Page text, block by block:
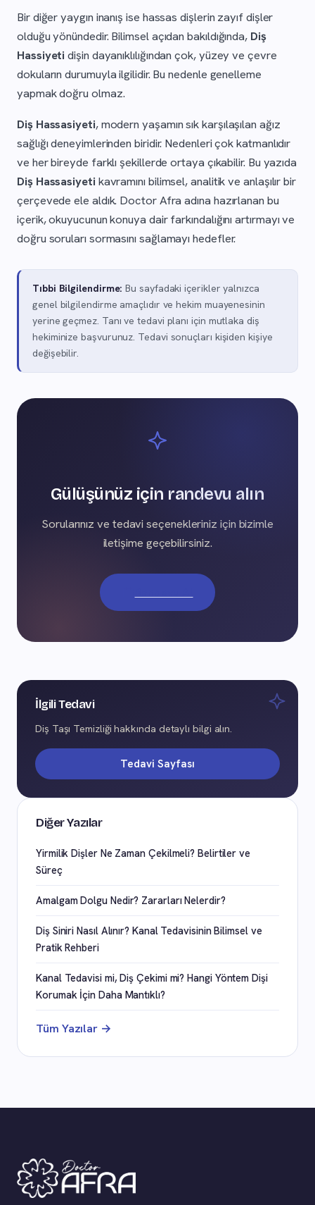
Bir diğer yaygın inanış ise hassas dişlerin zayıf dişler
olduğu yönündedir. Bilimsel açıdan bakıldığında, Diş
Hassiyeti dişin dayanıklılığından çok, yüzey ve çevre
dokuların durumuyla ilgilidir. Bu nedenle genelleme
yapmak doğru olmaz.
Diş Hassasiyeti, modern yaşamın sık karşılaşılan ağız
sağlığı deneyimlerinden biridir. Nedenleri çok katmanlıdır
ve her bireyde farklı şekillerde ortaya çıkabilir. Bu yazıda
Diş Hassasiyeti kavramını bilimsel, analitik ve anlaşılır bir
çerçevede ele aldık. Doctor Afra adına hazırlanan bu
içerik, okuyucunun konuya dair farkındalığını artırmayı ve
doğru soruları sormasını sağlamayı hedefler.
Tıbbi Bilgilendirme: Bu sayfadaki içerikler yalnızca
genel bilgilendirme amaçlıdır ve hekim muayenesinin
yerine geçmez. Tanı ve tedavi planı için mutlaka diş
hekiminize başvurunuz. Tedavi sonuçları kişiden kişiye
değişebilir.
Gülüşünüz için randevu alın
Sorularınız ve tedavi seçenekleriniz için bizimle
iletişime geçebilirsiniz.
İlgili Tedavi
Diş Taşı Temizliği hakkında detaylı bilgi alın.
Tedavi Sayfası
Diğer Yazılar
Yirmilik Dişler Ne Zaman Çekilmeli? Belirtiler ve
Süreç
Amalgam Dolgu Nedir? Zararları Nelerdir?
Diş Siniri Nasıl Alınır? Kanal Tedavisinin Bilimsel ve
Pratik Rehberi
Kanal Tedavisi mi, Diş Çekimi mi? Hangi Yöntem Dişi
Korumak İçin Daha Mantıklı?
Tüm Yazılar →